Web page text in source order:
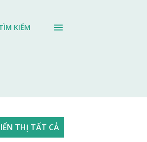
KIẾM
THỊ TẤT CẢ